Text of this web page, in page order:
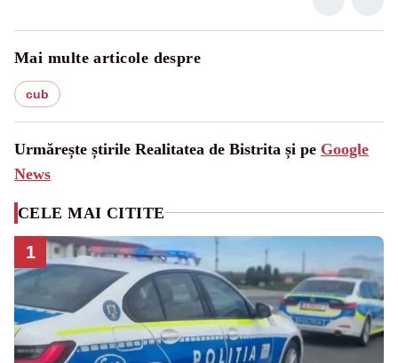
Mai multe articole despre
cub
Urmărește știrile Realitatea de Bistrita și pe Google
News
CELE MAI CITITE
1